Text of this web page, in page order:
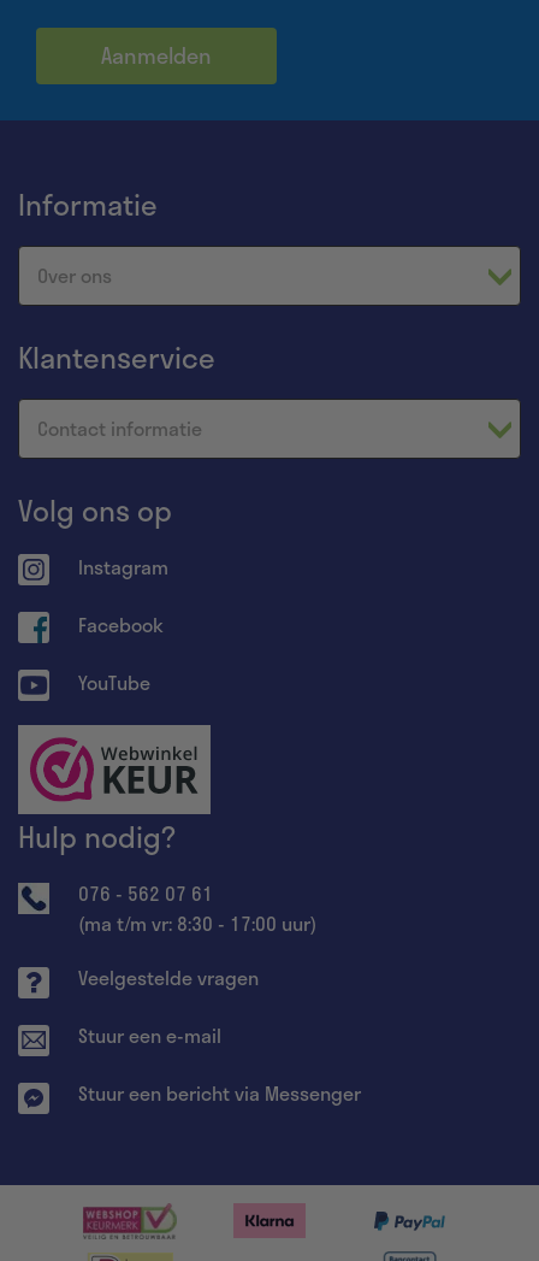
Aanmelden
Informatie
Over ons
Klantenservice
Contact informatie
Volg ons op
Instagram
Facebook
YouTube
Hulp nodig?
076 - 562 07 61
(ma t/m vr: 8:30 - 17:00 uur)
Veelgestelde vragen
Stuur een e-mail
Stuur een bericht via Messenger